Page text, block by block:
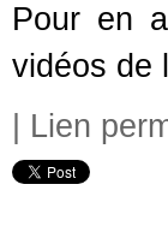
Pour en
vidéos de
Lien